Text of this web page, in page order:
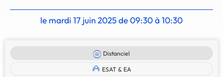
le mardi 17 juin 2025 de 09:30 à 10:30
Distanciel
ESAT & EA